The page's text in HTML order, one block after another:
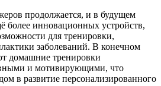
продолжается, и в будущем
более инновационных устройств,
для тренировки,
заболеваний. В конечном
домашние тренировки
и мотивирующими, что
в развитие персонализированного